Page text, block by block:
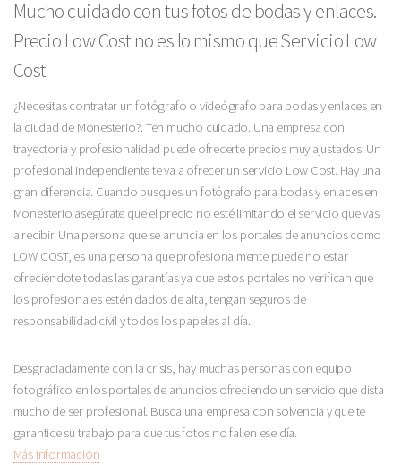
Mucho cuidado con tus fotos de bodas y enlaces.
Precio Low Cost no es lo mismo que Servicio Low
Cost
¿Necesitas contratar un fotógrafo o videógrafo para bodas y enlaces en
la ciudad de Monesterio?. Ten mucho cuidado. Una empresa con
trayectoria y profesionalidad puede ofrecerte precios muy ajustados. Un
profesional independiente te va a ofrecer un servicio Low Cost. Hay una
gran diferencia. Cuando busques un fotógrafo para bodas y enlaces en
Monesterio asegúrate que el precio no esté limitando el servicio que vas
a recibir. Una persona que se anuncia en los portales de anuncios como
LOW COST, es una persona que profesionalmente puede no estar
ofreciéndote todas las garantías ya que estos portales no verifican que
los profesionales estén dados de alta, tengan seguros de
responsabilidad civil y todos los papeles al día.
Desgraciadamente con la crisis, hay muchas personas con equipo
fotográfico en los portales de anuncios ofreciendo un servicio que dista
mucho de ser profesional. Busca una empresa con solvencia y que te
garantice su trabajo para que tus fotos no fallen ese día.
Más Información